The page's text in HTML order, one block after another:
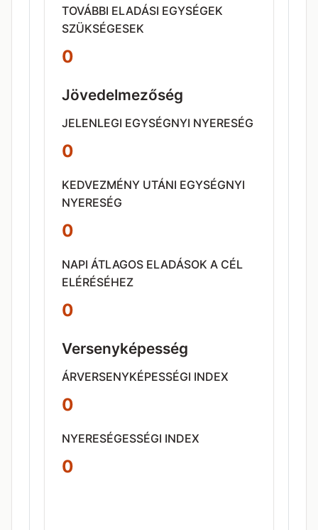
TOVÁBBI ELADÁSI EGYSÉGEK
SZÜKSÉGESEK
0
Jövedelmezőség
JELENLEGI EGYSÉGNYI NYERESÉG
0
KEDVEZMÉNY UTÁNI EGYSÉGNYI
NYERESÉG
0
NAPI ÁTLAGOS ELADÁSOK A CÉL
ELÉRÉSÉHEZ
0
Versenyképesség
ÁRVERSENYKÉPESSÉGI INDEX
0
NYERESÉGESSÉGI INDEX
0